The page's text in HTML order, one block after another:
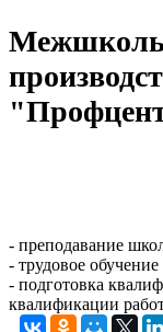
- преподавание
- трудовое
- подготовка
квалификации